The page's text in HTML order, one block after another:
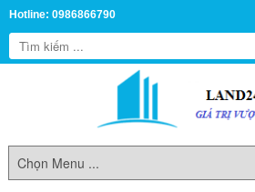
Hotline: 0986866790